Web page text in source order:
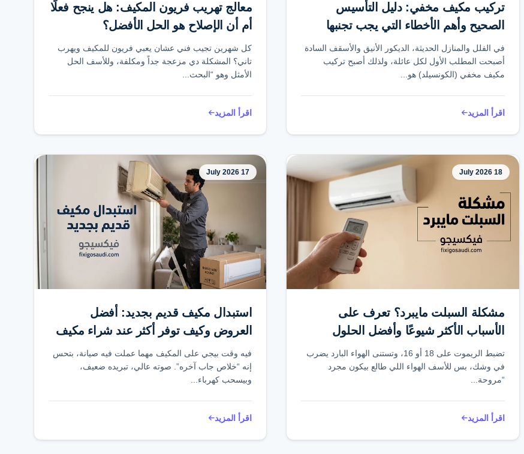
تركيب مكيف مخفي: دليل التأسيس
الصحيح وأهم الأخطاء التي يجب تجنبها
في الفلل والمنازل الحديثة، الديكور الأنيق والأسقف السادة
أصبحت المطلب الأول لكل عائلة، ولذلك أصبح تركيب
مكيف مخفي (الكونسيلد) هو...
اقرأ المزيد
معالج تهريب فريون المكيف: هل ينجح فعلًا
أم أن الإصلاح هو الحل الأفضل؟
كل شهرين تجيب فني عشان يعبي فريون للمكيف ويهرب
تاني؟ المشكلة دي مزعجة جداً ومكلفة، وللأسف الحل
الأمثل وهو “البحث...
اقرأ المزيد
18 July 2026
مشكلة السبلت مايبرد؟ تعرف على
الأسباب الأكثر شيوعًا وأفضل الحلول
لاستعادة التبريد
تضبط الريموت على 18 أو 16، وتستنى الهواء البارد يضرب
في وشك، بس للأسف الهواء اللي طالع بيكون مجرد
“مروحة...
اقرأ المزيد
17 July 2026
استبدال مكيف قديم بجديد: أفضل
العروض وكيف توفر أكثر عند شراء مكيف
جديد
فيه وقت بيجي على المكيف مهما عملت فيه صيانة، بتحس
إنه “خلاص جاب آخره”. صوته عالي، تبريده ضعيف،
وبيسحب كهرباء...
اقرأ المزيد